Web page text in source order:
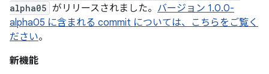
alpha05 がリリースされました。 バージョン 1.0.0-
alpha05 に含まれる commit については、こちらをご覧く
ださい。
新機能